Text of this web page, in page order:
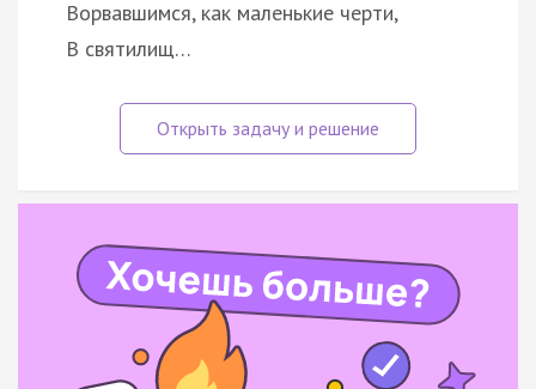
Ворвавшимся, как маленькие черти,
В святилищ…